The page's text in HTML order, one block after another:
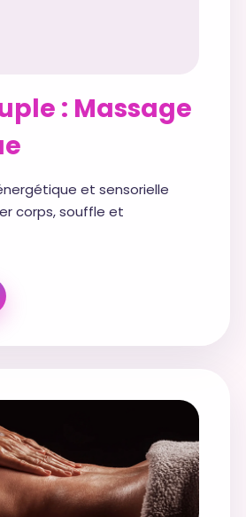
: Massage
et sensorielle
corps, souffle et